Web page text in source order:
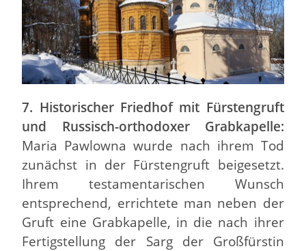
7. Historischer Friedhof mit Fürstengruft
und Russisch-orthodoxer Grabkapelle:
Maria Pawlowna wurde nach ihrem Tod
zunächst in der Fürstengruft beigesetzt.
Ihrem testamentarischen Wunsch
entsprechend, errichtete man neben der
Gruft eine Grabkapelle, in die nach ihrer
Fertigstellung der Sarg der Großfürstin